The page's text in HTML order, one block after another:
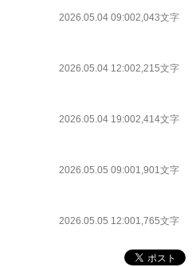
2026.05.04 09:002,043文字
2026.05.04 12:002,215文字
2026.05.04 19:002,414文字
2026.05.05 09:001,901文字
2026.05.05 12:001,765文字